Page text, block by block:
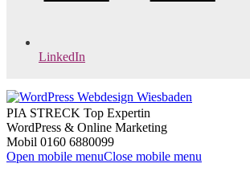
LinkedIn
PIA STRECK Top Expertin
WordPress & Online Marketing
Mobil 0160 6880099
Open mobile menuClose mobile menu